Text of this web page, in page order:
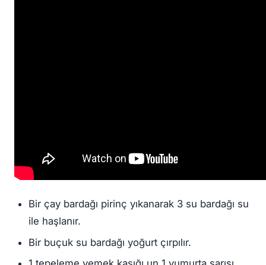
Bir çay bardağı pirinç yıkanarak 3 su bardağı su
ile haşlanır.
Bir buçuk su bardağı yoğurt çırpılır.